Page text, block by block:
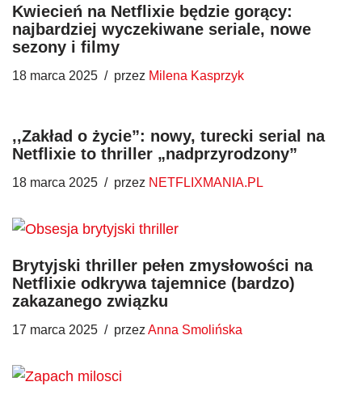
Kwiecień na Netflixie będzie gorący:
najbardziej wyczekiwane seriale, nowe
sezony i filmy
18 marca 2025 przez Milena Kasprzyk
,,Zakład o życie”: nowy, turecki serial na
Netflixie to thriller „nadprzyrodzony”
18 marca 2025 przez NETFLIXMANIA.PL
Brytyjski thriller pełen zmysłowości na
Netflixie odkrywa tajemnice (bardzo)
zakazanego związku
17 marca 2025 przez Anna Smolińska